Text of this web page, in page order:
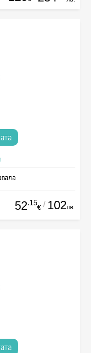
52.15
€ / 102лв.